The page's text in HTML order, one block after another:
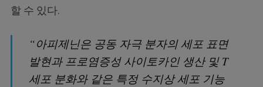
할 수 있다.
“아피제닌은 공동 자극 분자의 세포 표면
발현과 프로염증성 사이토카인 생산 및 T
세포 분화와 같은 특정 수지상 세포 기능